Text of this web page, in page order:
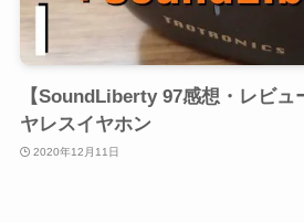
【SoundLiberty 97感想・レビュ
ヤレスイヤホン
2020年12月11日